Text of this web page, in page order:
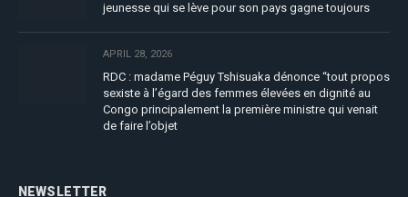
jeunesse qui se lève pour son pays gagne toujours
APRIL 28, 2026
RDC : madame Péguy Tshisuaka dénonce “tout propos
sexiste à l’égard des femmes élevées en dignité au
Congo principalement la première ministre qui venait
de faire l’objet
NEWSLETTER